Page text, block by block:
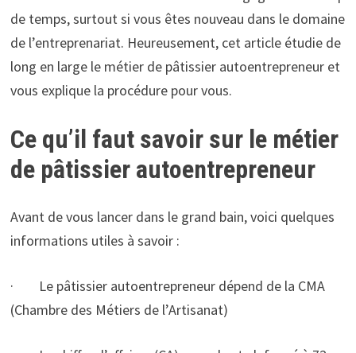
de temps, surtout si vous êtes nouveau dans le domaine
de l’entreprenariat. Heureusement, cet article étudie de
long en large le métier de pâtissier autoentrepreneur et
vous explique la procédure pour vous.
Ce qu’il faut savoir sur le métier
de pâtissier autoentrepreneur
Avant de vous lancer dans le grand bain, voici quelques
informations utiles à savoir :
· Le pâtissier autoentrepreneur dépend de la CMA
(Chambre des Métiers de l’Artisanat)